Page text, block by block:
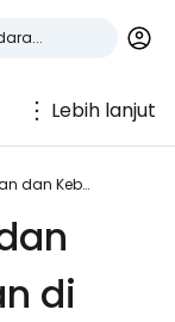
Lebih lanjut
Kedatangan dan Keberangkatan
di
dunia